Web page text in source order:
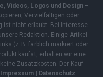
Videos, Logos und Design –
Vervielfältigen oder
ist nicht erlaubt. Bei Interesse
Redaktion. Einige Artikel
(z. B. farblich markiert oder
kaufst, erhalten wir eine
Zusatzkosten. Der Kauf
Impressum | Datenschutz